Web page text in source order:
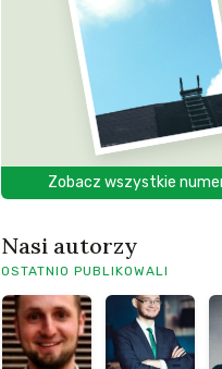
Zobacz wszystkie
Nasi autorzy
OSTATNIO PUBLIKOWALI